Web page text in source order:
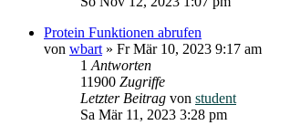
Protein Funktionen abrufen
von wbart » Fr Mär 10, 2023 9:17 am
1 Antworten
11900 Zugriffe
Letzter Beitrag von student
Sa Mär 11, 2023 3:28 pm